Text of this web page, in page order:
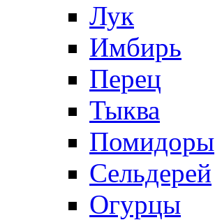
Лук
Имбирь
Перец
Тыква
Помидоры
Сельдерей
Огурцы